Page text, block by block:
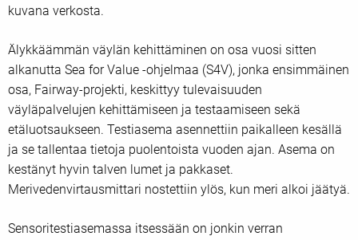
kuvana verkosta.
Älykkäämmän väylän kehittäminen on osa vuosi sitten
alkanutta Sea for Value -ohjelmaa (S4V), jonka ensimmäinen
osa, Fairway-projekti, keskittyy tulevaisuuden
väyläpalvelujen kehittämiseen ja testaamiseen sekä
etäluotsaukseen. Testiasema asennettiin paikalleen kesällä
ja se tallentaa tietoja puolentoista vuoden ajan. Asema on
kestänyt hyvin talven lumet ja pakkaset.
Merivedenvirtausmittari nostettiin ylös, kun meri alkoi jäätyä.
Sensoritestiasemassa itsessään on jonkin verran